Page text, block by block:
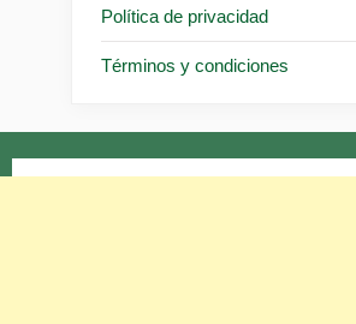
Política de privacidad
Términos y condiciones